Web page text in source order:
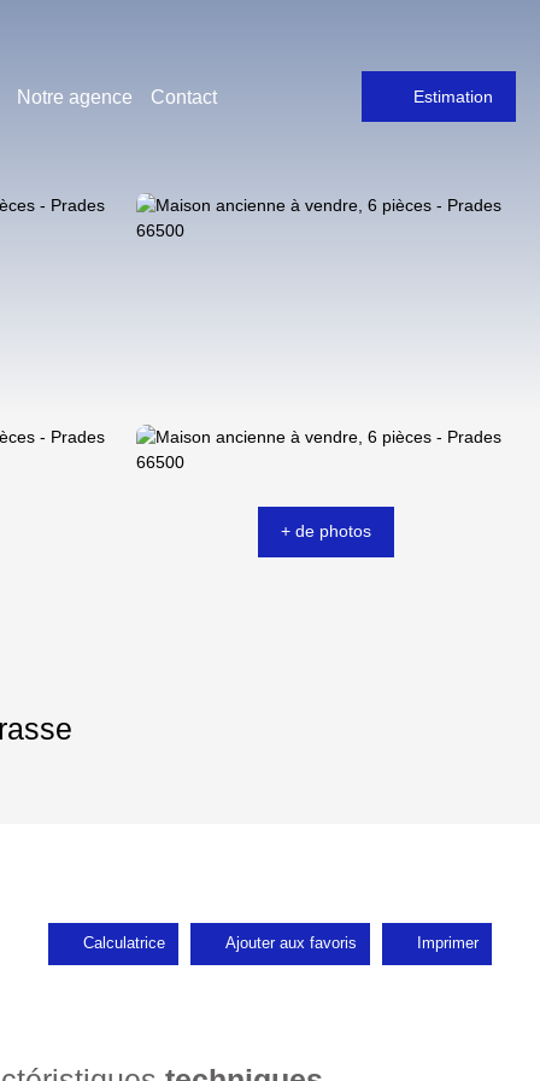
Notre agence Contact Estimation
+ de photos
Calculatrice Ajouter aux favoris Imprimer